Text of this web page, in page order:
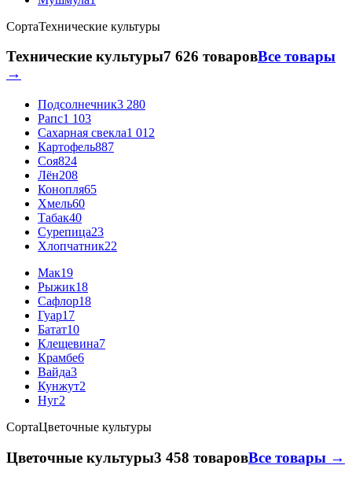
СортаТехнические культуры
Технические культуры7 626 товаровВсе товары
→
Подсолнечник3 280
Рапс1 103
Сахарная свекла1 012
Картофель887
Соя824
Лён208
Конопля65
Хмель60
Табак40
Сурепица23
Хлопчатник22
Мак19
Рыжик18
Сафлор18
Гуар17
Батат10
Клещевина7
Крамбе6
Вайда3
Кунжут2
Нуг2
СортаЦветочные культуры
Цветочные культуры3 458 товаровВсе товары →